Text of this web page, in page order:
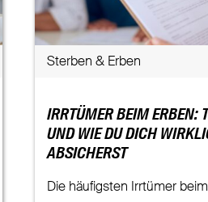
Sterben & Erben
IRRTÜMER BEIM ERBEN:
UND WIE DU DICH
ABSICHERST
Die häufigsten Irrtümer